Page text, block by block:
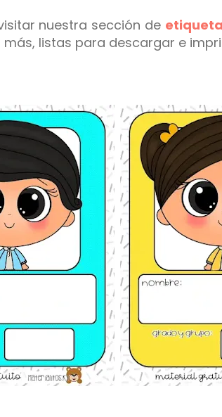
nuestra sección de
listas para descargar e